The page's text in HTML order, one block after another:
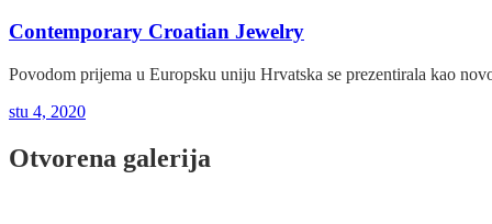
Contemporary Croatian Jewelry
Povodom prijema u Europsku uniju Hrvatska se prezentirala kao
stu 4, 2020
Otvorena galerija